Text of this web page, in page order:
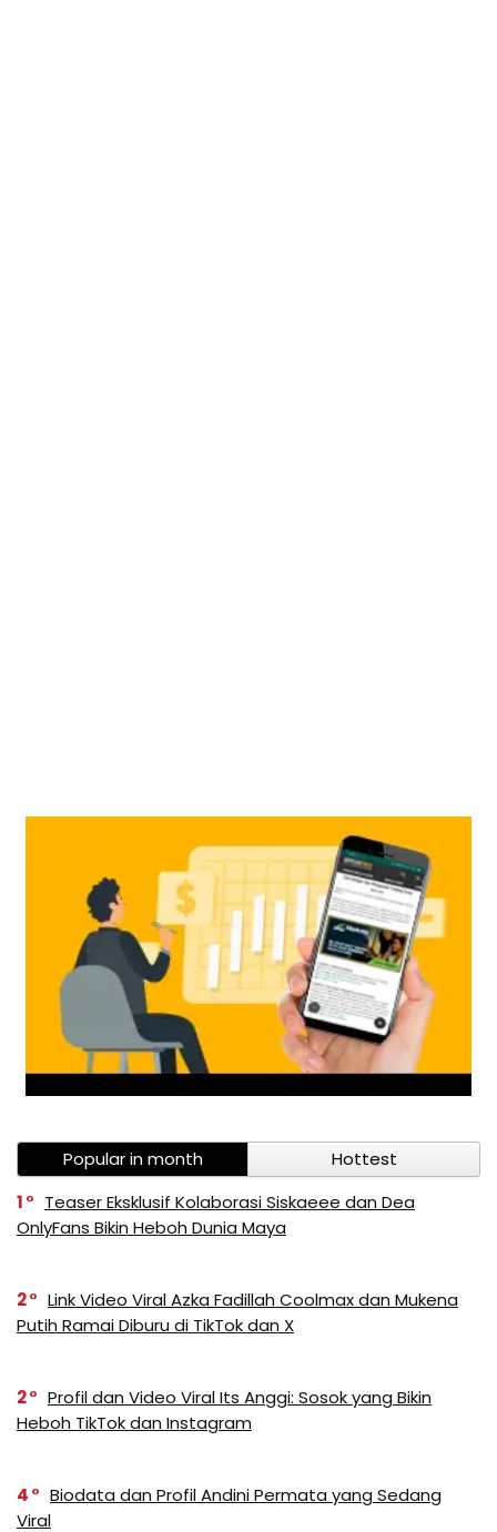
Popular in month
Hottest
1
Teaser Eksklusif Kolaborasi Siskaeee dan Dea
OnlyFans Bikin Heboh Dunia Maya
2
Link Video Viral Azka Fadillah Coolmax dan Mukena
Putih Ramai Diburu di TikTok dan X
2
Profil dan Video Viral Its Anggi: Sosok yang Bikin
Heboh TikTok dan Instagram
4
Biodata dan Profil Andini Permata yang Sedang
Viral